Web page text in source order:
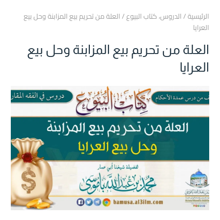
الرئيسية/الدروس،كتاب البيوع/العلة من تحريم بيع المزابنة وحل بيع
العرايا
العلة من تحريم بيع المزابنة وحل بيع
العرايا